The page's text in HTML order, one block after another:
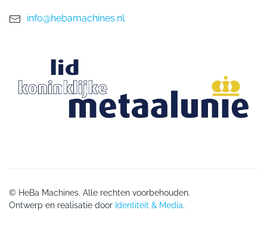
info@hebamachines.nl
© HeBa Machines. Alle rechten voorbehouden.
Ontwerp en realisatie door Identiteit & Media.